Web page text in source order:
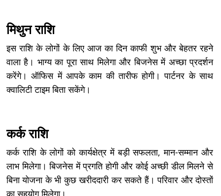
मिथुन राशि
इस राशि के लोगों के लिए आज का दिन काफी शुभ और बेहतर रहने
वाला है। भाग्य का पूरा साथ मिलेगा और बिजनेस में अच्छा प्रदर्शन
करेंगे। ऑफिस में आपके काम की तारीफ होगी। पार्टनर के साथ
क्वालिटी टाइम बिता सकेंगे।
कर्क राशि
कर्क राशि के लोगों को कार्यक्षेत्र में बड़ी सफलता, मान-सम्मान और
लाभ मिलेगा। बिजनेस में प्रगति होगी और कोई अच्छी डील मिलने से
बिना योजना के भी कुछ खरीददारी कर सकते हैं। परिवार और दोस्तों
का सहयोग मिलेगा।